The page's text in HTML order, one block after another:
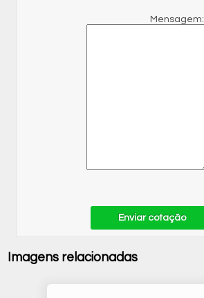
Mensagem:
Enviar cotação
Imagens relacionadas